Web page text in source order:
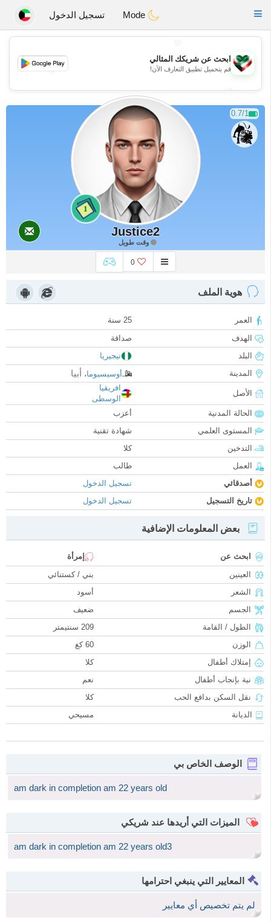
KuwaitChat
Toggle
تسجيل الدخول
💖
💕
💕
ابحث عن شريكك المثالي
قم بتحميل تطبيق التعارف الآن!
0.7/1
1
Justice2
وقت طويل
0
هوية الملف
العمر
25 سنة
الهدف
صداقة
البلد
نيجيريا
المدينة
أوسيسيوما، أبيا
الأصل
افريقيا
الوسطى
الحالة المدنية
أعزب
المستوى العلمي
شهادة تقنية
التدخين
كلا
العمل
طالب
أصدقائي
تسجيل الدخول
تاريخ التسجيل
تسجيل الدخول
بعض المعلومات الإضافية
ابحث عن
إمرأة
العينين
بني / كستنائي
الشعر
أسود
الجسم
ضعيف
الطول / القامة
209 سنتيمتر
الوزن
60 كغ
إمتلاك أطفال
كلا
نية بإنجاب أطفال
نعم
نقل السكن بدافع الحب
كلا
الديانة
مسيحي
الوصف الخاص بي
am dark in completion am 22 years old
الميزات التي أريدها عند شريكي
am dark in completion am 22 years old3
المعايير التي ينبغي احترامها
لم يتم تخصيص أي معايير